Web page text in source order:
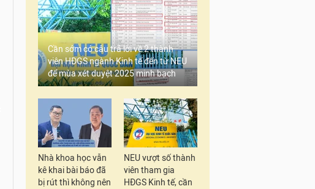
Cần sớm có câu trả lời về 2 thành
viên HĐGS ngành Kinh tế đến từ NEU
để mùa xét duyệt 2025 minh bạch
Nhà khoa học vẫn
kê khai bài báo đã
bị rút thì không nên
NEU vượt số thành
viên tham gia
HĐGS Kinh tế, cần